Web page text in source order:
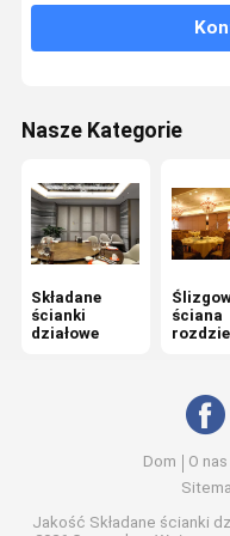
Ściany rozdzielające
Ścianki działowe do
Nasze Kategorie
Składane
ścianki
działowe
ściana
Dom O nas
Jakość Składane ścianki